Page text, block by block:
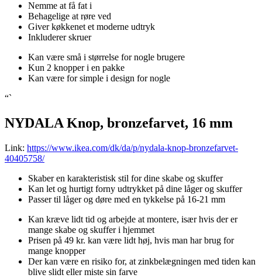
Nemme at få fat i
Behagelige at røre ved
Giver køkkenet et moderne udtryk
Inkluderer skruer
Kan være små i størrelse for nogle brugere
Kun 2 knopper i en pakke
Kan være for simple i design for nogle
“`
NYDALA Knop, bronzefarvet, 16 mm
Link: https://www.ikea.com/dk/da/p/nydala-knop-bronzefarvet-
40405758/
Skaber en karakteristisk stil for dine skabe og skuffer
Kan let og hurtigt forny udtrykket på dine låger og skuffer
Passer til låger og døre med en tykkelse på 16-21 mm
Kan kræve lidt tid og arbejde at montere, især hvis der er
mange skabe og skuffer i hjemmet
Prisen på 49 kr. kan være lidt høj, hvis man har brug for
mange knopper
Der kan være en risiko for, at zinkbelægningen med tiden kan
blive slidt eller miste sin farve